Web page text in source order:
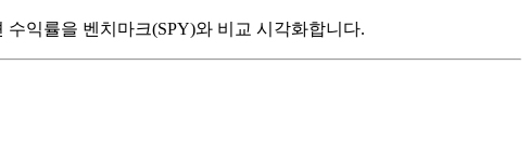
익률을 벤치마크(SPY)와 비교 시각화합니다.